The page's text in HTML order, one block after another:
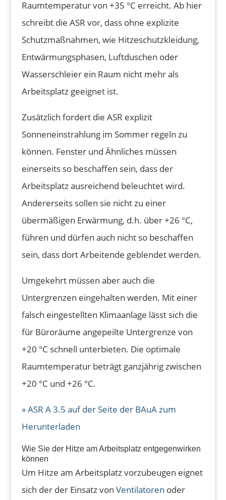
Raumtemperatur von +35 °C erreicht. Ab hier
schreibt die ASR vor, dass ohne explizite
Schutzmaßnahmen, wie Hitzeschutzkleidung,
Entwärmungsphasen, Luftduschen oder
Wasserschleier ein Raum nicht mehr als
Arbeitsplatz geeignet ist.
Zusätzlich fordert die ASR explizit
Sonneneinstrahlung im Sommer regeln zu
können. Fenster und Ähnliches müssen
einerseits so beschaffen sein, dass der
Arbeitsplatz ausreichend beleuchtet wird.
Andererseits sollen sie nicht zu einer
übermäßigen Erwärmung, d.h. über +26 °C,
führen und dürfen auch nicht so beschaffen
sein, dass dort Arbeitende geblendet werden.
Umgekehrt müssen aber auch die
Untergrenzen eingehalten werden. Mit einer
falsch eingestellten Klimaanlage lässt sich die
für Büroräume angepeilte Untergrenze von
+20 °C schnell unterbieten. Die optimale
Raumtemperatur beträgt ganzjährig zwischen
+20 °C und +26 °C.
» ASR A 3.5 auf der Seite der BAuA zum
Herunterladen
Wie Sie der Hitze am Arbeitsplatz entgegenwirken
können
Um Hitze am Arbeitsplatz vorzubeugen eignet
sich der der Einsatz von Ventilatoren oder